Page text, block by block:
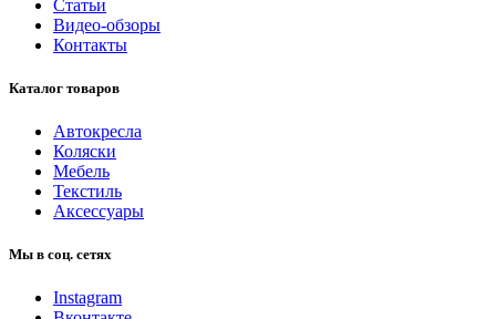
Статьи
Видео-обзоры
Контакты
Каталог товаров
Автокресла
Коляски
Мебель
Текстиль
Аксессуары
Мы в соц. сетях
Instagram